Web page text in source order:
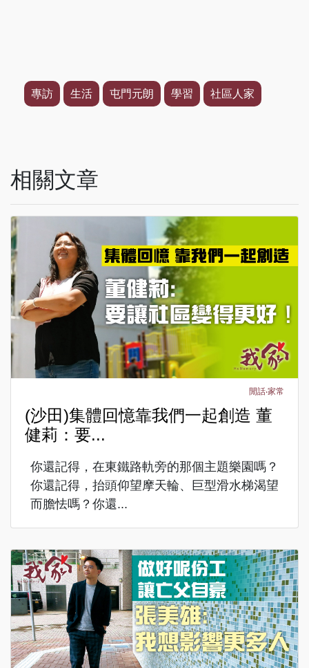
專訪 生活 屯門元朗 學習 社區人家
相關文章
閒話‧家常
(沙田)集體回憶靠我們一起創造 董
健莉：要...
你還記得，在東鐵路軌旁的那個主題樂園嗎？
你還記得，抬頭仰望摩天輪、巨型滑水梯渴望
而膽怯嗎？你還...